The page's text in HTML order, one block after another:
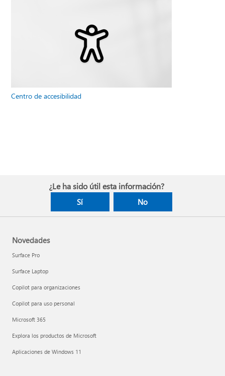
Centro de accesibilidad
¿Le ha sido útil esta información?
Sí No
Novedades
Surface Pro
Surface Laptop
Copilot para organizaciones
Copilot para uso personal
Microsoft 365
Explora los productos de Microsoft
Aplicaciones de Windows 11